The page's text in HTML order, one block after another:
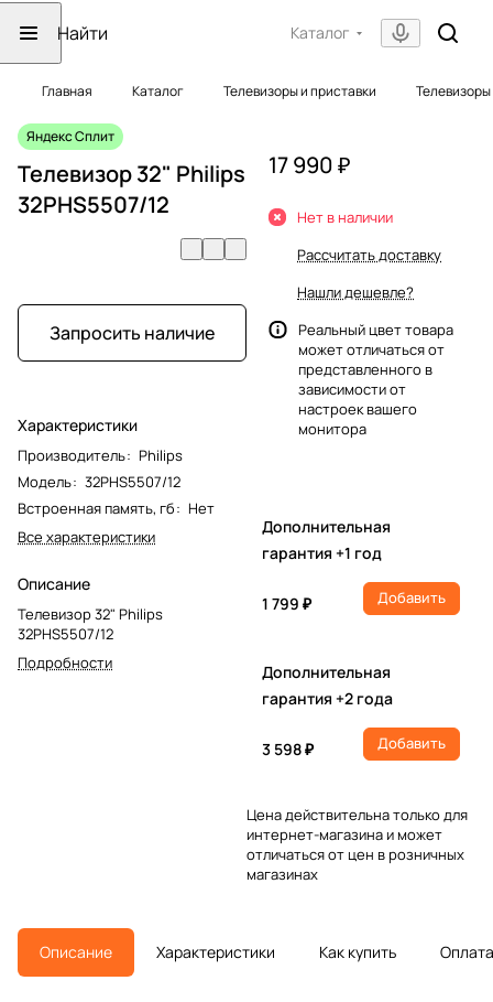
Каталог
Главная Каталог Телевизоры и приставки Телевизоры
Яндекс Сплит
Телевизор 32" Philips
32PHS5507/12
Запросить наличие
Характеристики
Производитель: Philips
Модель: 32PHS5507/12
Встроенная память, гб: Нет
Все характеристики
Описание
Телевизор 32" Philips
32PHS5507/12
Подробности
17 990 ₽
Нет в наличии
Рассчитать доставку
Нашли дешевле?
Реальный цвет товара
может отличаться от
представленного в
зависимости от
настроек вашего
монитора
Дополнительная
гарантия +1 год
1 799 ₽ Добавить
Дополнительная
гарантия +2 года
3 598 ₽ Добавить
Цена действительна только для
интернет-магазина и может
отличаться от цен в розничных
магазинах
Описание Характеристики Как купить Оплата